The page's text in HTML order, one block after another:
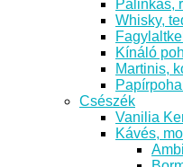
Pálinkás,
Whisky,
Kínáló
Martinis,
Csészék
Vanilia
Kávés,